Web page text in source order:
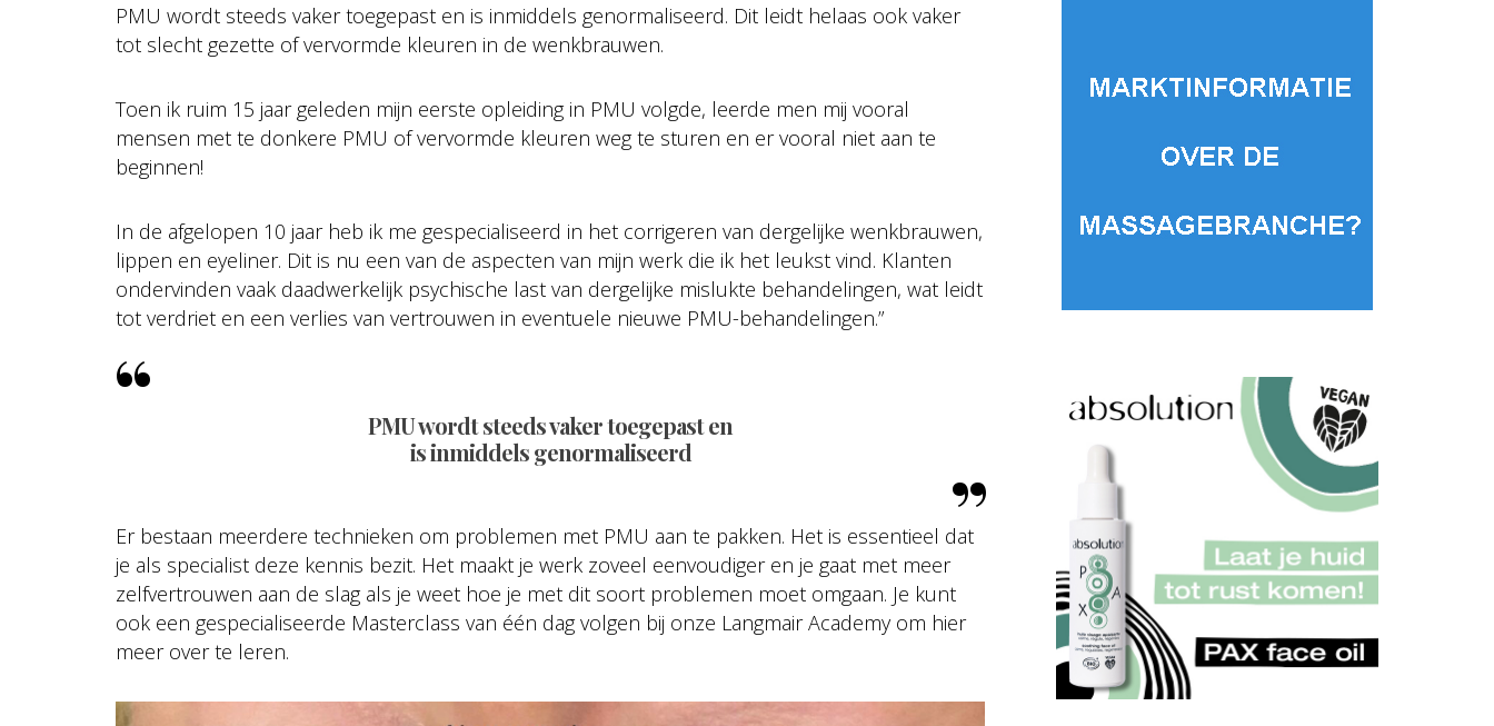
PMU wordt steeds vaker toegepast en is inmiddels genormaliseerd. Dit leidt helaas ook vaker
tot slecht gezette of vervormde kleuren in de wenkbrauwen.
Toen ik ruim 15 jaar geleden mijn eerste opleiding in PMU volgde, leerde men mij vooral
mensen met te donkere PMU of vervormde kleuren weg te sturen en er vooral niet aan te
beginnen!
In de afgelopen 10 jaar heb ik me gespecialiseerd in het corrigeren van dergelijke wenkbrauwen,
lippen en eyeliner. Dit is nu een van de aspecten van mijn werk die ik het leukst vind. Klanten
ondervinden vaak daadwerkelijk psychische last van dergelijke mislukte behandelingen, wat leidt
tot verdriet en een verlies van vertrouwen in eventuele nieuwe PMU-behandelingen.”
PMU wordt steeds vaker toegepast en
is inmiddels genormaliseerd
Er bestaan meerdere technieken om problemen met PMU aan te pakken. Het is essentieel dat
je als specialist deze kennis bezit. Het maakt je werk zoveel eenvoudiger en je gaat met meer
zelfvertrouwen aan de slag als je weet hoe je met dit soort problemen moet omgaan. Je kunt
ook een gespecialiseerde Masterclass van één dag volgen bij onze Langmair Academy om hier
meer over te leren.